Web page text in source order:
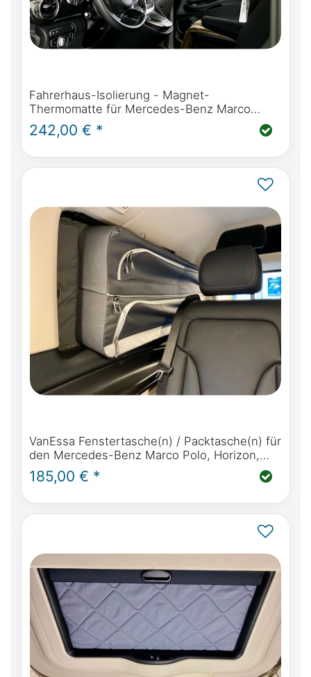
Fahrerhaus-Isolierung - Magnet-
Thermomatte für Mercedes-Benz Marco
Polo, Horizon, Activity (W447) & Mercedes-
Benz V-Klasse / Vito ab BJ2014
242,00 € *
VanEssa Fenstertasche(n) / Packtasche(n) für
den Mercedes-Benz Marco Polo, Horizon,
Activity, V Klasse, Vito & Viano Marco Polo
185,00 € *